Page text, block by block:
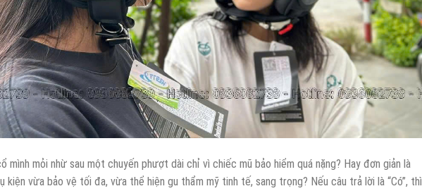
mình mỏi nhừ sau một chuyến phượt dài chỉ vì chiếc mũ bảo hiểm quá nặng? Hay đơn giản là
kiện vừa bảo vệ tối đa, vừa thể hiện gu thẩm mỹ tinh tế, sang trọng? Nếu câu trả lời là “Có”, thì